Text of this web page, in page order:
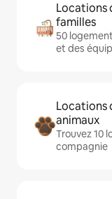
Locations
familles
50
et des
Locations
animaux
Trouvez 10
compagnie